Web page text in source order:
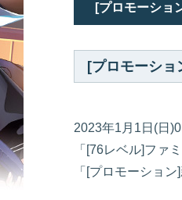
[プロモーショ
[プロモーシ
2023年1月1日(日
「[76レベル]ファ
「[プロモーショ